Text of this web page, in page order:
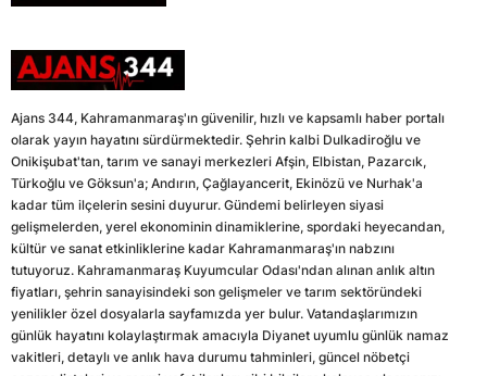
Ajans 344, Kahramanmaraş'ın güvenilir, hızlı ve kapsamlı haber portalı
olarak yayın hayatını sürdürmektedir. Şehrin kalbi Dulkadiroğlu ve
Onikişubat'tan, tarım ve sanayi merkezleri Afşin, Elbistan, Pazarcık,
Türkoğlu ve Göksun'a; Andırın, Çağlayancerit, Ekinözü ve Nurhak'a
kadar tüm ilçelerin sesini duyurur. Gündemi belirleyen siyasi
gelişmelerden, yerel ekonominin dinamiklerine, spordaki heyecandan,
kültür ve sanat etkinliklerine kadar Kahramanmaraş'ın nabzını
tutuyoruz. Kahramanmaraş Kuyumcular Odası'ndan alınan anlık altın
fiyatları, şehrin sanayisindeki son gelişmeler ve tarım sektöründeki
yenilikler özel dosyalarla sayfamızda yer bulur. Vatandaşlarımızın
günlük hayatını kolaylaştırmak amacıyla Diyanet uyumlu günlük namaz
vakitleri, detaylı ve anlık hava durumu tahminleri, güncel nöbetçi